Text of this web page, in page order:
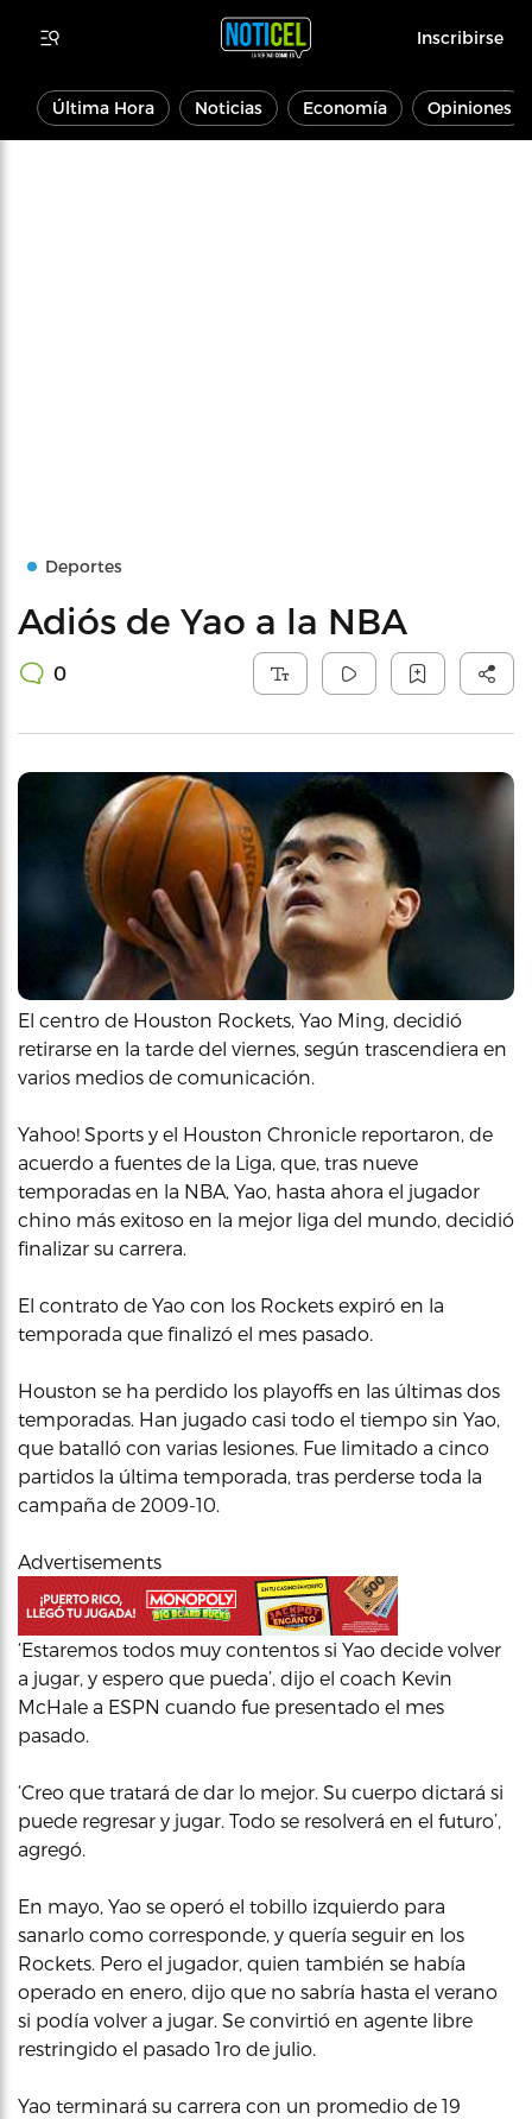
Inscribirse
Última Hora Noticias Economía Opiniones
Deportes
Adiós de Yao a la NBA
0
El centro de Houston Rockets, Yao Ming, decidió
retirarse en la tarde del viernes, según trascendiera en
varios medios de comunicación.
Yahoo! Sports y el Houston Chronicle reportaron, de
acuerdo a fuentes de la Liga, que, tras nueve
temporadas en la NBA, Yao, hasta ahora el jugador
chino más exitoso en la mejor liga del mundo, decidió
finalizar su carrera.
El contrato de Yao con los Rockets expiró en la
temporada que finalizó el mes pasado.
Houston se ha perdido los playoffs en las últimas dos
temporadas. Han jugado casi todo el tiempo sin Yao,
que batalló con varias lesiones. Fue limitado a cinco
partidos la última temporada, tras perderse toda la
campaña de 2009-10.
Advertisements
‘Estaremos todos muy contentos si Yao decide volver
a jugar, y espero que pueda’, dijo el coach Kevin
McHale a ESPN cuando fue presentado el mes
pasado.
‘Creo que tratará de dar lo mejor. Su cuerpo dictará si
puede regresar y jugar. Todo se resolverá en el futuro’,
agregó.
En mayo, Yao se operó el tobillo izquierdo para
sanarlo como corresponde, y quería seguir en los
Rockets. Pero el jugador, quien también se había
operado en enero, dijo que no sabría hasta el verano
si podía volver a jugar. Se convirtió en agente libre
restringido el pasado 1ro de julio.
Yao terminará su carrera con un promedio de 19